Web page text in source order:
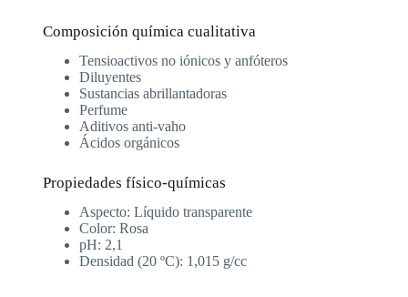
Composición química cualitativa
Tensioactivos no iónicos y anfóteros
Diluyentes
Sustancias abrillantadoras
Perfume
Aditivos anti-vaho
Ácidos orgánicos
Propiedades físico-químicas
Aspecto: Líquido transparente
Color: Rosa
pH: 2,1
Densidad (20 ºC): 1,015 g/cc